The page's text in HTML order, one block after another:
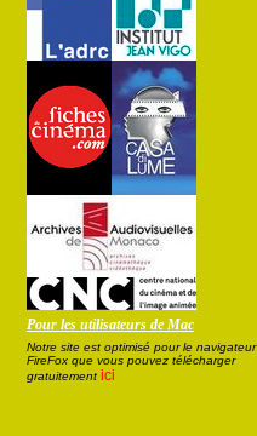
Pour les utilisateurs de Mac
Notre site est optimisé pour le navigateur
FireFox que vous pouvez télécharger
gratuitement ici